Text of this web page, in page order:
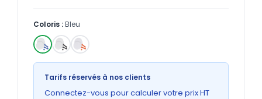
Bons de commande
GRAND FORMAT
Abribus
Coloris :Bleu
Tarifs réservés à nos clients
Connectez-vous pour calculer votre prix HT